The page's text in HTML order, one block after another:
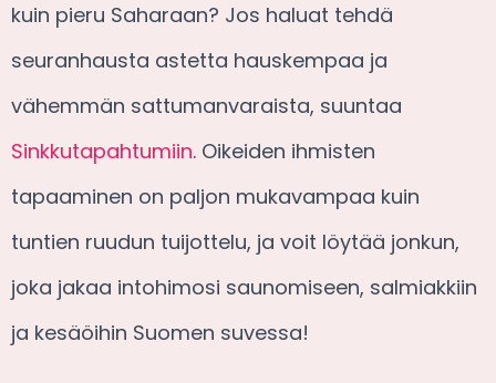
kuin pieru Saharaan? Jos haluat tehdä
seuranhausta astetta hauskempaa ja
vähemmän sattumanvaraista, suuntaa
Sinkkutapahtumiin. Oikeiden ihmisten
tapaaminen on paljon mukavampaa kuin
tuntien ruudun tuijottelu, ja voit löytää jonkun,
joka jakaa intohimosi saunomiseen, salmiakkiin
ja kesäöihin Suomen suvessa!